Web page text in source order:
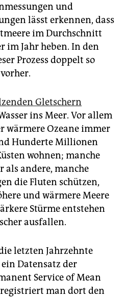
und
lässt erkennen, dass
im Durchschnitt
Jahr heben. In den
Prozess doppelt so
Gletschern
ins Meer. Vor allem
wärmere Ozeane immer
Hunderte Millionen
wohnen; manche
als andere, manche
die Fluten schützen,
und wärmere Meere
Stürme entstehen
ausfallen.
letzten Jahrzehnte
Datensatz der
Service of Mean
registriert man dort den